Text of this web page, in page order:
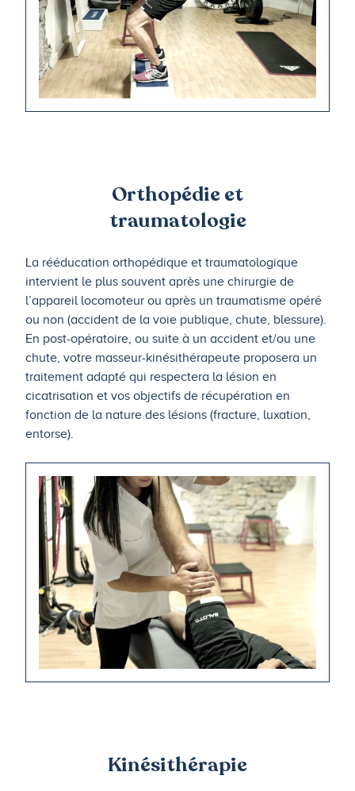
Orthopédie et
traumatologie
La rééducation orthopédique et traumatologique
intervient le plus souvent après une chirurgie de
l’appareil locomoteur ou après un traumatisme opéré
ou non (accident de la voie publique, chute, blessure).
En post-opératoire, ou suite à un accident et/ou une
chute, votre masseur-kinésithérapeute proposera un
traitement adapté qui respectera la lésion en
cicatrisation et vos objectifs de récupération en
fonction de la nature des lésions (fracture, luxation,
entorse).
Kinésithérapie